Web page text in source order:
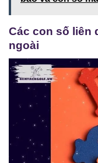
Các con số liên
ngoài